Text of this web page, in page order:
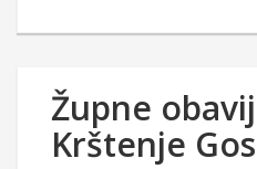
Župne
Krštenje